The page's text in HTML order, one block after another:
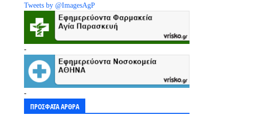
Tweets by @ImagesAgP
-
-
ΠΡΟΣΦΑΤΑ ΑΡΘΡΑ